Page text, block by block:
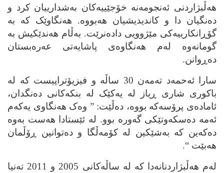
هه‌ڵبژاردنی ئه‌نجومه‌نه‌ خۆجێییه‌کان به‌شدارییان کرد و
ده‌نگیان دا و کاندیدیشیان هه‌بووه‌. هه‌نگاوێک که‌ به‌
گۆڕانکارییه‌کی مێژوویی داده‌نرێت. به‌ڵام هه‌ندێکیش به‌
گومانه‌وه‌ له‌م هه‌نگاوه‌ی پاشایه‌تی عه‌ره‌بستان
ده‌ڕوانن.
سارا ئه‌حمه‌د ته‌مه‌ن 30 ساڵه‌ و فیزیۆتراپیست که‌ له‌
باکوری شاری ڕیاز له‌ یه‌کێک له‌ بنکه‌کانی ده‌نگدان،
ئاماده‌ی پرۆسه‌که‌ بووه‌، ده‌ڵێت: ” وه‌ک هه‌نگاوی یه‌که‌م
ئه‌مه‌ ده‌سکه‌وتێکی گه‌وره‌ بوو. له‌ ئێستادا هه‌ست به‌وه‌
ده‌که‌ین که‌ به‌شێکین له‌ کۆمه‌ڵگا و ده‌توانین ڕۆڵمان
هه‌بێت “.
له‌م هه‌ڵبژاردنانه‌دا که‌ له‌ ساڵه‌کانی 2005 و 2011 ته‌نیا